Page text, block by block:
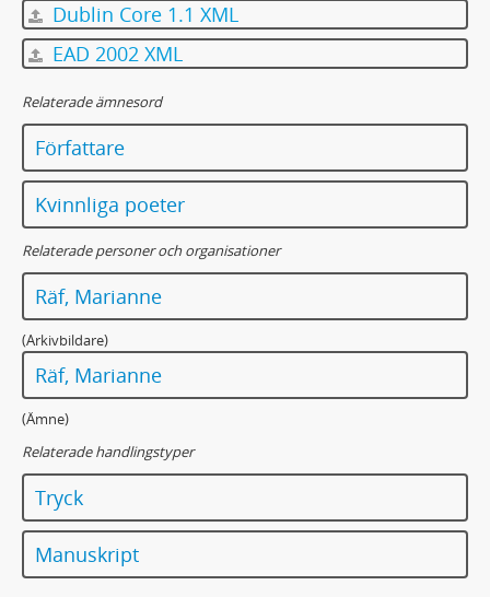
Dublin Core 1.1 XML
EAD 2002 XML
Relaterade ämnesord
Författare
Kvinnliga poeter
Relaterade personer och organisationer
Räf, Marianne
(Arkivbildare)
Räf, Marianne
(Ämne)
Relaterade handlingstyper
Tryck
Manuskript